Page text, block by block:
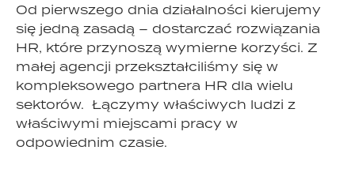
Od pierwszego dnia działalności kierujemy
się jedną zasadą – dostarczać rozwiązania
HR, które przynoszą wymierne korzyści. Z
małej agencji przekształciliśmy się w
kompleksowego partnera HR dla wielu
sektorów. Łączymy właściwych ludzi z
właściwymi miejscami pracy w
odpowiednim czasie.